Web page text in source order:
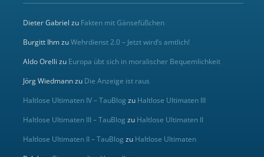
Dieter Gabriel zu Fakten mit Gänsefüßchen
Burgitt IhmzuWehrdienst 2.0 – Jetzt wird’s amtlich!
Aldo Orelli zu Europa übt sich in moralischer Bequemlichkeit
Jörg Wiedmannzu Die Anzeige ist raus
Haltlose Ultimaten IV – TauBlog zu Haltlose Ultimaten III
Haltlose Ultimaten III – TauBlog zu Haltlose Ultimaten II
Haltlose Ultimaten II – TauBlog zu Haltlose Ultimaten